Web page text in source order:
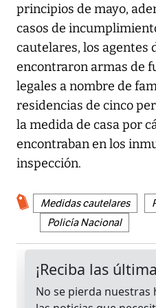
principios de mayo,
casos de
cautelares, los agentes
encontraron armas de
legales a nombre de
residencias de cinco
la medida de casa por
encontraban en los
inspección.
Medidas cautelares
Policía Nacional